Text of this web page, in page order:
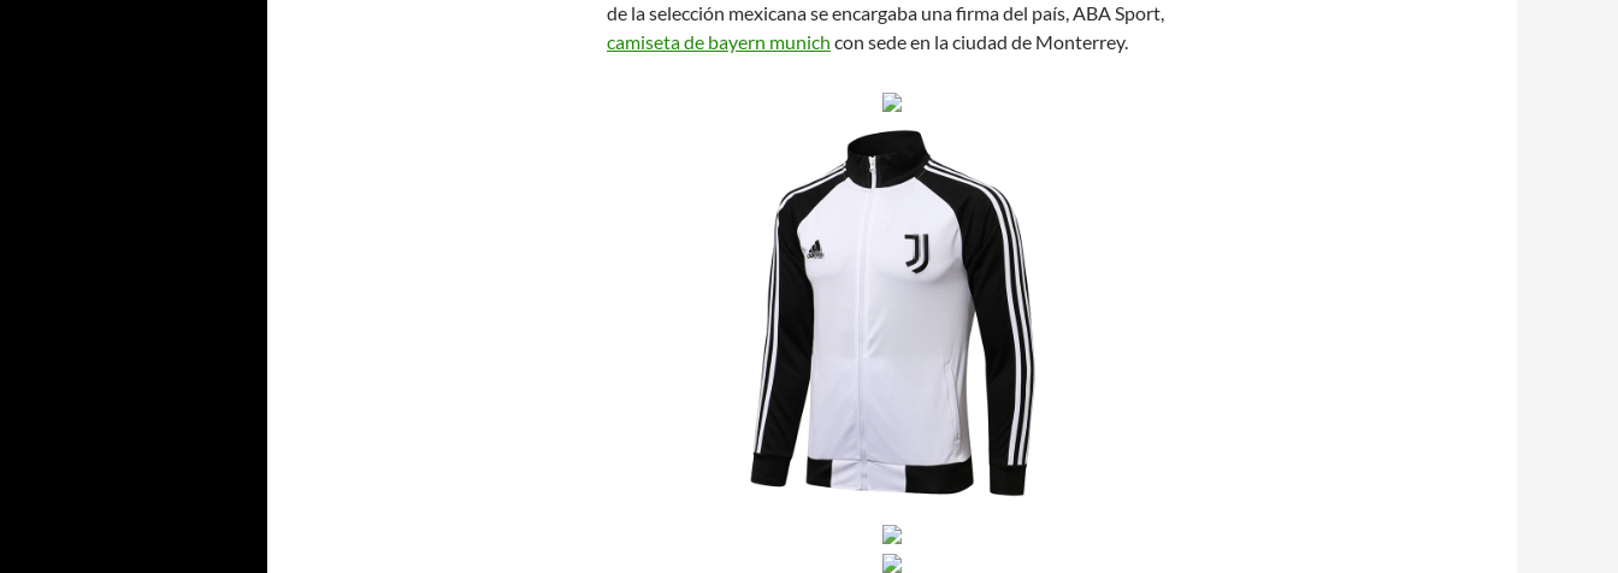
de la selección mexicana se encargaba una firma del país, ABA Sport,
camiseta de bayern munich con sede en la ciudad de Monterrey.